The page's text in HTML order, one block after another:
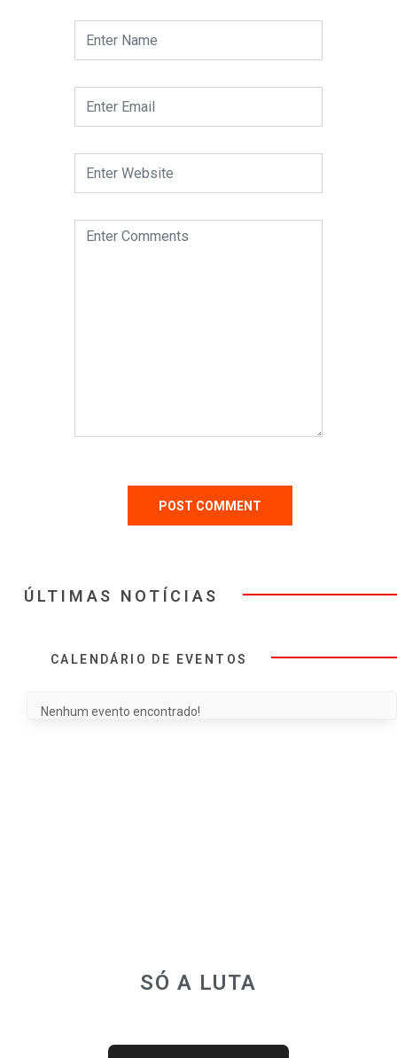
ÚLTIMAS NOTÍCIAS
CALENDÁRIO DE EVENTOS
Nenhum evento encontrado!
SÓ A LUTA